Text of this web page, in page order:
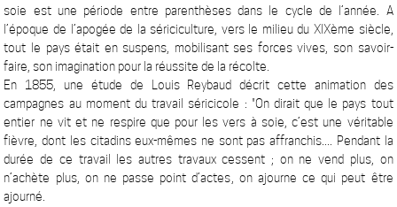
soie est une période entre parenthèses dans le cycle de l’année. A
l’époque de l’apogée de la sériciculture, vers le milieu du XIXème siècle,
tout le pays était en suspens, mobilisant ses forces vives, son savoir-
faire, son imagination pour la réussite de la récolte.
En 1855, une étude de Louis Reybaud décrit cette animation des
campagnes au moment du travail séricicole : "On dirait que le pays tout
entier ne vit et ne respire que pour les vers à soie, c’est une véritable
fièvre, dont les citadins eux-mêmes ne sont pas affranchis.... Pendant la
durée de ce travail les autres travaux cessent ; on ne vend plus, on
n’achète plus, on ne passe point d’actes, on ajourne ce qui peut être
ajourné.